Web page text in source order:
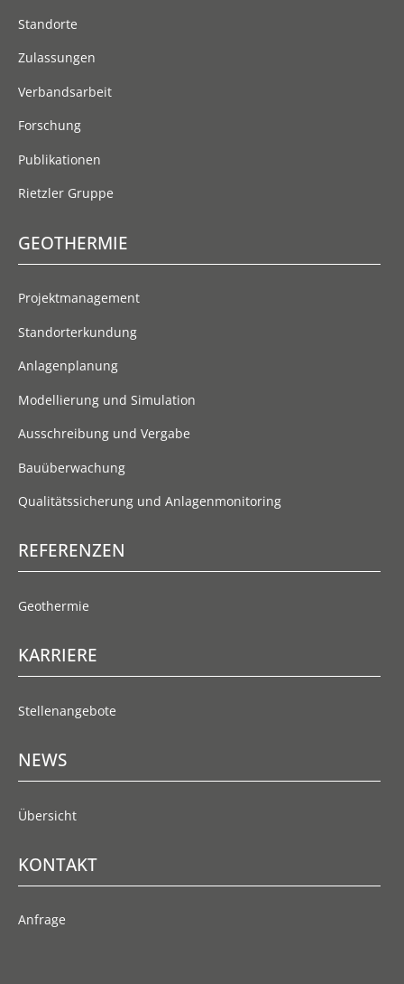
Standorte
Zulassungen
Verbandsarbeit
Forschung
Publikationen
Rietzler Gruppe
GEOTHERMIE
Projektmanagement
Standorterkundung
Anlagenplanung
Modellierung und Simulation
Ausschreibung und Vergabe
Bauüberwachung
Qualitätssicherung und Anlagenmonitoring
REFERENZEN
Geothermie
KARRIERE
Stellenangebote
NEWS
Übersicht
KONTAKT
Anfrage